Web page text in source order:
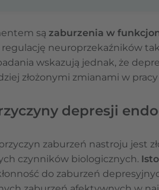
są zaburzenia w
regulację neuroprzekaźników
wskazują jednak, że
złożonymi zmianami w
depresji
zaburzeń nastroju jest
czynników biologicznych.
do zaburzeń